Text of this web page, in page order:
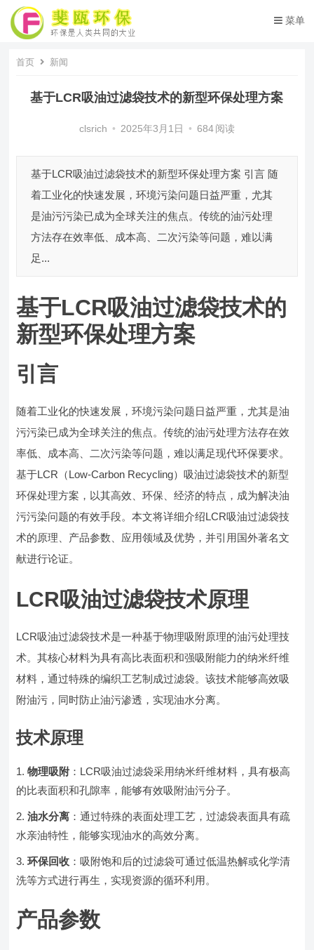
菜单
首页 新闻
基于LCR吸油过滤袋技术的新型环保处理方案
clsrich • 2025年3月1日 • 684 阅读
基于LCR吸油过滤袋技术的新型环保处理方案 引言 随
着工业化的快速发展，环境污染问题日益严重，尤其
是油污污染已成为全球关注的焦点。传统的油污处理
方法存在效率低、成本高、二次污染等问题，难以满
足...
基于LCR吸油过滤袋技术的
新型环保处理方案
引言
随着工业化的快速发展，环境污染问题日益严重，尤其是油
污污染已成为全球关注的焦点。传统的油污处理方法存在效
率低、成本高、二次污染等问题，难以满足现代环保要求。
基于LCR（Low-Carbon Recycling）吸油过滤袋技术的新型
环保处理方案，以其高效、环保、经济的特点，成为解决油
污污染问题的有效手段。本文将详细介绍LCR吸油过滤袋技
术的原理、产品参数、应用领域及优势，并引用国外著名文
献进行论证。
LCR吸油过滤袋技术原理
LCR吸油过滤袋技术是一种基于物理吸附原理的油污处理技
术。其核心材料为具有高比表面积和强吸附能力的纳米纤维
材料，通过特殊的编织工艺制成过滤袋。该技术能够高效吸
附油污，同时防止油污渗透，实现油水分离。
技术原理
物理吸附 ：LCR吸油过滤袋采用纳米纤维材料，具有极高
的比表面积和孔隙率，能够有效吸附油污分子。
油水分离 ：通过特殊的表面处理工艺，过滤袋表面具有疏
水亲油特性，能够实现油水的高效分离。
环保回收 ：吸附饱和后的过滤袋可通过低温热解或化学清
洗等方式进行再生，实现资源的循环利用。
产品参数